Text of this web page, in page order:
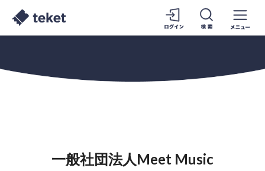
一般社団法人Meet Music